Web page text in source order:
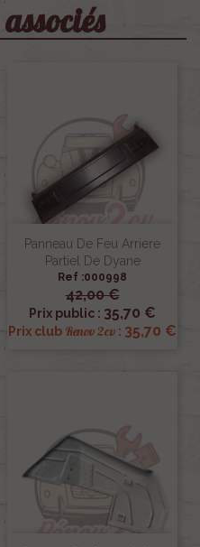
Panneau De Feu Arriere
Partiel De Dyane
Ref :000998
42,00 €
Prix public : 35,70 €
Prix club Renov 2cv : 35,70 €